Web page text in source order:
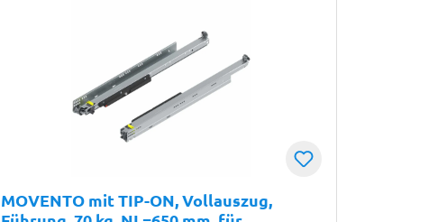
MOVENTO mit TIP-ON, Vollauszug,